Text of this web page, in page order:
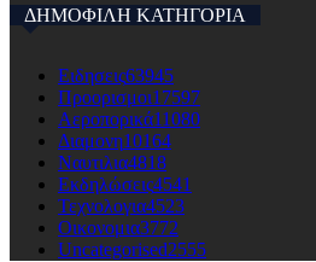
ΔΗΜΟΦΙΛΗ ΚΑΤΗΓΟΡΙΑ
Ειδησεις63945
Προορισμοι17597
Αεροπορικά11080
Διαμονη10164
Ναυτιλια4818
Εκδηλώσεις4541
Τεχνολογια4523
Οικονομια3772
Uncategorised2555